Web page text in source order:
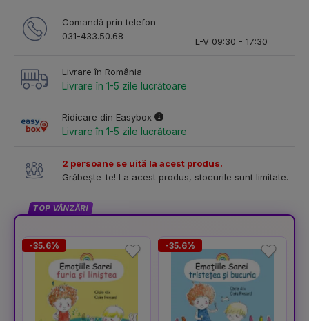
Comandă prin telefon
031-433.50.68
L-V 09:30 - 17:30
Livrare în România
Livrare în 1-5 zile lucrătoare
Ridicare din Easybox
Livrare în 1-5 zile lucrătoare
2 persoane se uită la acest produs.
Grăbește-te! La acest produs, stocurile sunt limitate.
TOP VÂNZĂRI
-35.6% -35.6%